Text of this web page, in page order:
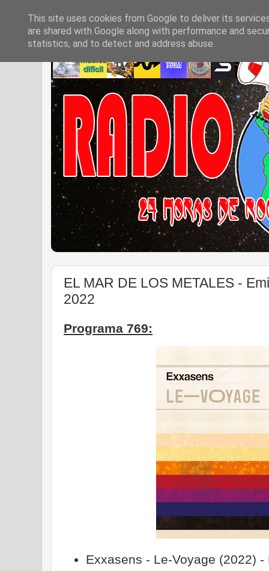
EL MAR DE LOS METALES -
2022
Programa 769:
Exxasens - Le-Voyage (2022) -
This site uses cookies from Google to deliver its
are shared with Google along with performance and
statistics, and to detect and address abuse.